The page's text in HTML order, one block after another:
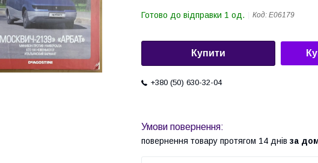
Готово до відправки 1 од. Код: Е06179
Купити
+380 (50) 630-32-04
повернення товару протягом 14 днів за